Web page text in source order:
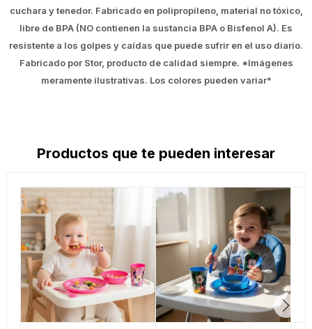
cuchara y tenedor. Fabricado en polipropileno, material no tóxico,
libre de BPA (NO contienen la sustancia BPA o Bisfenol A). Es
resistente a los golpes y caídas que puede sufrir en el uso diario.
Fabricado por Stor, producto de calidad siempre. *Imágenes
meramente ilustrativas. Los colores pueden variar*
Productos que te pueden interesar